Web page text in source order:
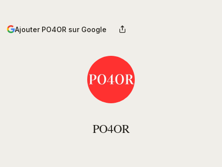
Ajouter PO4OR sur Google
PO4OR